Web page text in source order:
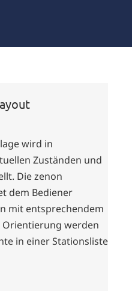
wird in
Zuständen und
Die zenon
dem Bediener
mit entsprechendem
Orientierung werden
in einer Stationsliste